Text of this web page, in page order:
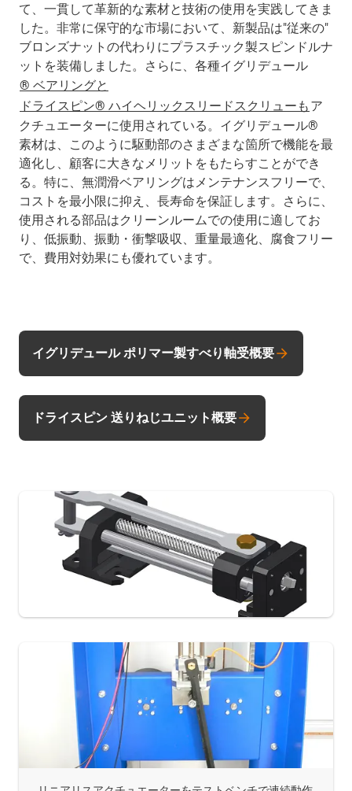
て、一貫して革新的な素材と技術の使用を実践してきま
した。非常に保守的な市場において、新製品は"従来の"
ブロンズナットの代わりにプラスチック製スピンドルナ
ットを装備しました。さらに、各種イグリデュール
® ベアリングと
ドライスピン® ハイヘリックスリードスクリューも ア
クチュエーターに使用されている。イグリデュール®
素材は、このように駆動部のさまざまな箇所で機能を最
適化し、顧客に大きなメリットをもたらすことができ
る。特に、無潤滑ベアリングはメンテナンスフリーで、
コストを最小限に抑え、長寿命を保証します。さらに、
使用される部品はクリーンルームでの使用に適してお
り、低振動、振動・衝撃吸収、重量最適化、腐食フリー
で、費用対効果にも優れています。
イグリデュール ポリマー製すべり軸受概要
ドライスピン 送りねじユニット概要